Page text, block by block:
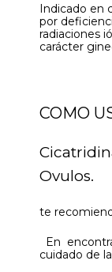
Indicado en
por
radiaciones
carácter
COMO
Ovulos.
te
En
cuidado de